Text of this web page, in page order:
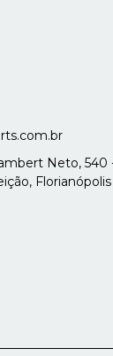
Neto, 540